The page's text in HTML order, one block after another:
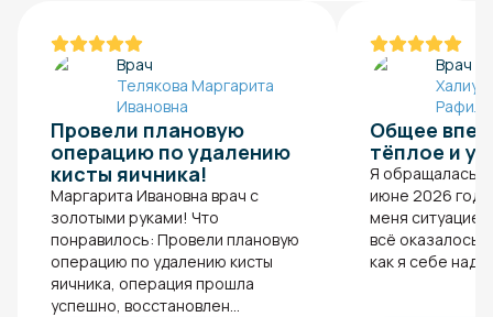
Врач
Телякова Маргарита
Ивановна
Провели плановую
операцию по удалению
кисты яичника!
Маргарита Ивановна врач с
золотыми руками! Что
понравилось: Провели плановую
операцию по удалению кисты
яичника, операция прошла
успешно, восстановлен...
Врач
Общее
тёплое и
Я обращалась к
июне 2026
меня
всё оказалось
как я себе